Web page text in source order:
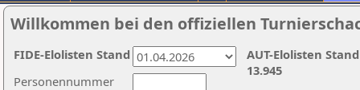
Willkommen bei den offiziellen
Personennummer
AUT-Elolisten
13.945
FIDE-Elolisten Stand